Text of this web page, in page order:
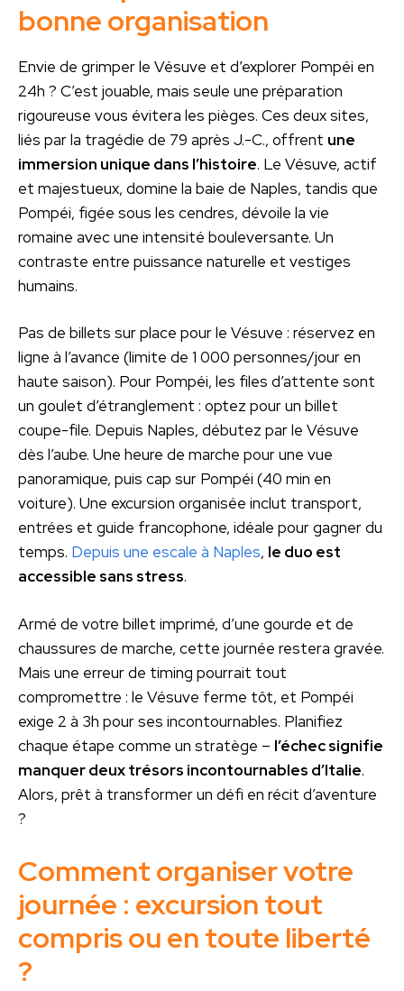
bonne organisation
Envie de grimper le Vésuve et d’explorer Pompéi en
24h ? C’est jouable, mais seule une préparation
rigoureuse vous évitera les pièges. Ces deux sites,
liés par la tragédie de 79 après J.-C., offrent une
immersion unique dans l’histoire. Le Vésuve, actif
et majestueux, domine la baie de Naples, tandis que
Pompéi, figée sous les cendres, dévoile la vie
romaine avec une intensité bouleversante. Un
contraste entre puissance naturelle et vestiges
humains.
Pas de billets sur place pour le Vésuve : réservez en
ligne à l’avance (limite de 1 000 personnes/jour en
haute saison). Pour Pompéi, les files d’attente sont
un goulet d’étranglement : optez pour un billet
coupe-file. Depuis Naples, débutez par le Vésuve
dès l’aube. Une heure de marche pour une vue
panoramique, puis cap sur Pompéi (40 min en
voiture). Une excursion organisée inclut transport,
entrées et guide francophone, idéale pour gagner du
temps. Depuis une escale à Naples, le duo est
accessible sans stress.
Armé de votre billet imprimé, d’une gourde et de
chaussures de marche, cette journée restera gravée.
Mais une erreur de timing pourrait tout
compromettre : le Vésuve ferme tôt, et Pompéi
exige 2 à 3h pour ses incontournables. Planifiez
chaque étape comme un stratège – l’échec signifie
manquer deux trésors incontournables d’Italie.
Alors, prêt à transformer un défi en récit d’aventure
?
Comment organiser votre
journée : excursion tout
compris ou en toute liberté
?